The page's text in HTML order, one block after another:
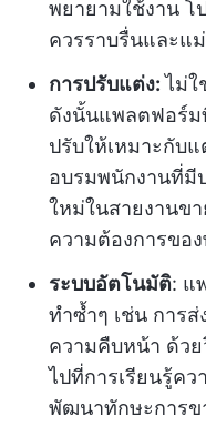
พยายามใช้งาน โ
ควรราบรื่นและแ
การปรับแต่ง:ไม่ใ
ดังนั้นแพลตฟอร์ม
ปรับให้เหมาะกับ
อบรมพนักงานที่มี
ใหม่ในสายงานข
ความต้องการของ
ระบบอัตโนมัติ: แ
ทำซ้ำๆ เช่น การ
ความคืบหน้า ด้ว
ไปที่การเรียนรู้ค
พัฒนาทักษะการข